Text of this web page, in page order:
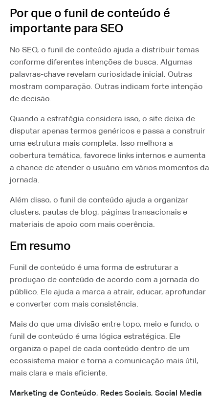
Por que o funil de conteúdo é
importante para SEO
No SEO, o funil de conteúdo ajuda a distribuir temas
conforme diferentes intenções de busca. Algumas
palavras-chave revelam curiosidade inicial. Outras
mostram comparação. Outras indicam forte intenção
de decisão.
Quando a estratégia considera isso, o site deixa de
disputar apenas termos genéricos e passa a construir
uma estrutura mais completa. Isso melhora a
cobertura temática, favorece links internos e aumenta
a chance de atender o usuário em vários momentos da
jornada.
Além disso, o funil de conteúdo ajuda a organizar
clusters, pautas de blog, páginas transacionais e
materiais de apoio com mais coerência.
Em resumo
Funil de conteúdo é uma forma de estruturar a
produção de conteúdo de acordo com a jornada do
público. Ele ajuda a marca a atrair, educar, aprofundar
e converter com mais consistência.
Mais do que uma divisão entre topo, meio e fundo, o
funil de conteúdo é uma lógica estratégica. Ele
organiza o papel de cada conteúdo dentro de um
ecossistema maior e torna a comunicação mais útil,
mais clara e mais eficiente.
Marketing de Conteúdo, Redes Sociais, Social Media